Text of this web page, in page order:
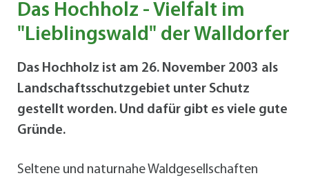
Das Hochholz - Vielfalt im
"Lieblingswald" der Walldorfer
Das Hochholz ist am 26. November 2003 als
Landschaftsschutzgebiet unter Schutz
gestellt worden. Und dafür gibt es viele gute
Gründe.
Seltene und naturnahe Waldgesellschaften